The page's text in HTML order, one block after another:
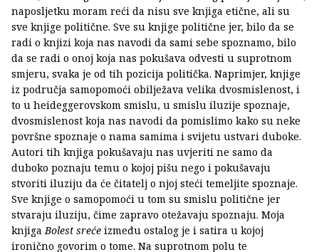
naposljetku moram reći da nisu sve knjiga etične, ali su
sve knjige politične. Sve su knjige politične jer, bilo da se
radi o knjizi koja nas navodi da sami sebe spoznamo, bilo
da se radi o onoj koja nas pokušava odvesti u suprotnom
smjeru, svaka je od tih pozicija politička. Naprimjer, knjige
iz područja samopomoći obilježava velika dvosmislenost, i
to u heideggerovskom smislu, u smislu iluzije spoznaje,
dvosmislenost koja nas navodi da pomislimo kako su neke
površne spoznaje o nama samima i svijetu ustvari duboke.
Autori tih knjiga pokušavaju nas uvjeriti ne samo da
duboko poznaju temu o kojoj pišu nego i pokušavaju
stvoriti iluziju da će čitatelj o njoj steći temeljite spoznaje.
Sve knjige o samopomoći u tom su smislu politične jer
stvaraju iluziju, čime zapravo otežavaju spoznaju. Moja
knjiga Bolest sreće između ostalog je i satira u kojoj
ironično govorim o tome. Na suprotnom polu te